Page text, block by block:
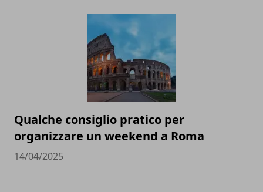
Qualche consiglio pratico per
organizzare un weekend a Roma
14/04/2025